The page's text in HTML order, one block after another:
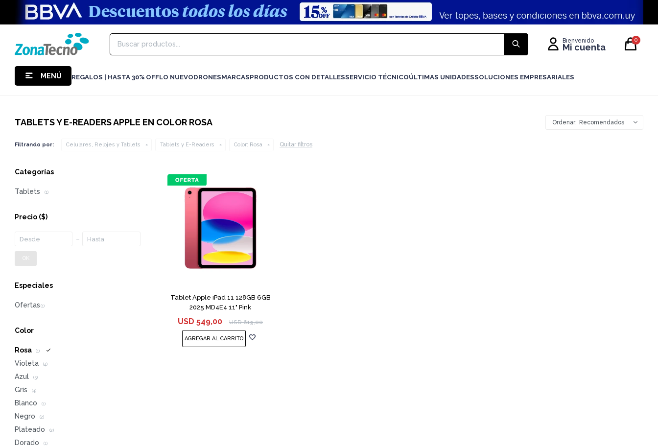
MENÚ REGALOS | HASTA 30% OFFLO NUEVODRONESMARCASPRODUCTOS CON DETALLESSERVICIO TÉCNICOÚLTIMAS UNIDADESSOLUCIONES EMPRESARIALES
0
TABLETS Y E-READERS APPLE EN COLOR ROSA Recomendados
Filtrando por: Celulares, Relojes y Tablets Tablets y E-Readers Color: Rosa Quitar filtros
Tablet Apple iPad 11 128GB 6GB
2025 MD4E4 11" Pink
USD 549,00 USD 619,00
Categorías
Tablets (1)
Precio ($)
OK
Especiales
Color
Rosa (1)
Violeta (4)
Azul (5)
Gris (4)
Blanco (1)
Negro (2)
Plateado (2)
Dorado (1)